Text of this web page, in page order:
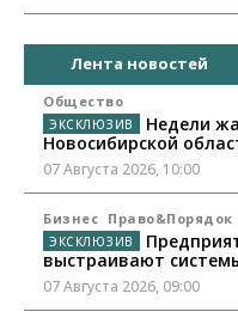
Лента новостей
Общество
Недели
Новосибирской
07 Августа 2026, 10:00
Бизнес Право&Порядок
выстраивают
07 Августа 2026, 09:00